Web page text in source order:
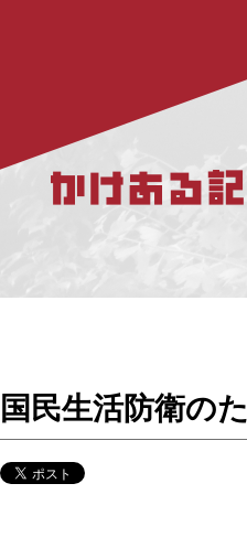
国民生活防衛の